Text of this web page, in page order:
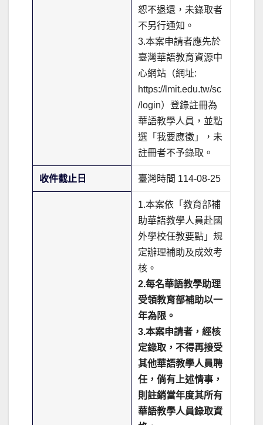
恕不退還，未錄取者
不另行通知。
3.本案申請者應先於
臺灣華語教育資源中
心網站（網址:
https://lmit.edu.tw/sc
/login）登錄註冊為
華語教學人員，並點
選「我要應徵」，未
註冊者不予錄取。
收件截止日 臺灣時間 114-08-25
1.本案依「教育部補
助華語教學人員赴國
外學校任教要點」規
定辦理補助及成效考
核。
2.每名華語教學助理
受領教育部補助以一
年為限。
3.本案申請者，經核
定錄取，不得再接受
其他華語教學人員聘
任，倘有上述情事，
則註銷當年度其所有
華語教學人員錄取資